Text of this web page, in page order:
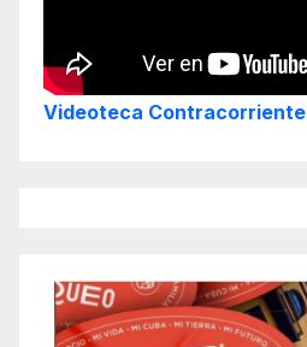
Videoteca Contracorriente